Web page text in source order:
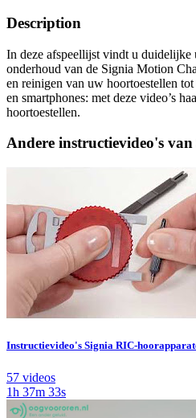
Description
In deze afspeellijst vindt u duidelijke
onderhoud van de Signia Motion
en reinigen van uw hoortoestellen
en smartphones: met deze video’s
hoortoestellen.
Andere instructievideo's
Instructievideo's Signia RIC-
57 videos
1h 37m 33s